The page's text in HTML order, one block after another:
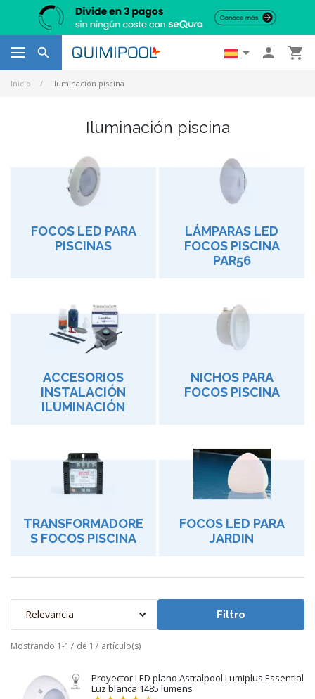
   
Inicio Iluminación piscina
Iluminación piscina
FOCOS LED PARA
PISCINAS
LÁMPARAS LED
FOCOS PISCINA
PAR56
ACCESORIOS
INSTALACIÓN
ILUMINACIÓN
NICHOS PARA
FOCOS PISCINA
TRANSFORMADORE
S FOCOS PISCINA
FOCOS LED PARA
JARDIN
Relevancia Filtro
Mostrando 1-17 de 17 artículo(s)
Proyector LED plano Astralpool Lumiplus Essential
Luz blanca 1485 lumens